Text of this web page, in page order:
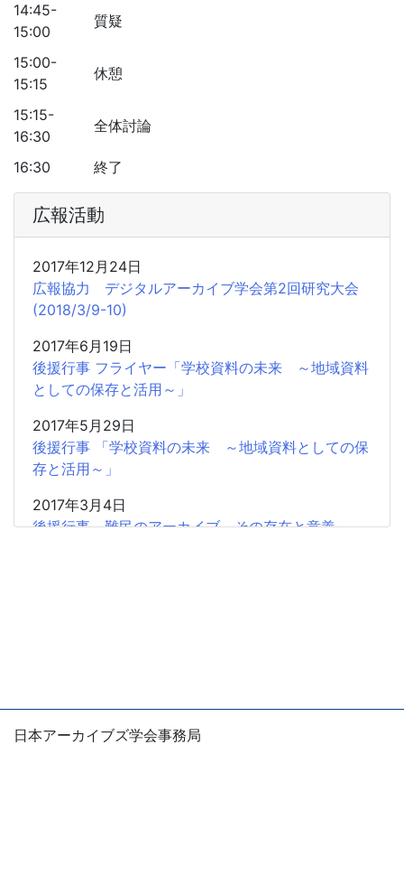
14:45-
15:00
質疑
15:00-
15:15
休憩
15:15-
16:30
全体討論
16:30 終了
広報活動
2017年12月24日
広報協力 デジタルアーカイブ学会第2回研究大会
(2018/3/9-10)
2017年6月19日
後援行事 フライヤー「学校資料の未来 ～地域資料
としての保存と活用～」
2017年5月29日
後援行事 「学校資料の未来 ～地域資料としての保
存と活用～」
2017年3月4日
後援行事 難民のアーカイブ その存在と意義
広報協力 「NHK番組アーカイブス学術利用トライ
日本アーカイブズ学会事務局